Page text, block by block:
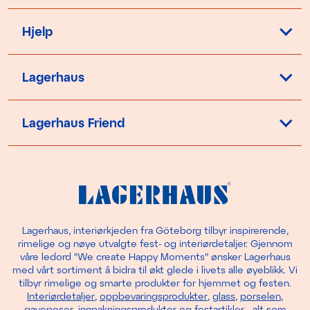
Hjelp
Lagerhaus
Lagerhaus Friend
Lagerhaus, interiørkjeden fra Göteborg tilbyr inspirerende,
rimelige og nøye utvalgte fest- og interiørdetaljer. Gjennom
våre ledord "We create Happy Moments" ønsker Lagerhaus
med vårt sortiment å bidra til økt glede i livets alle øyeblikk. Vi
tilbyr rimelige og smarte produkter for hjemmet og festen.
Interiørdetaljer, oppbevaringsprodukter, glass, porselen,